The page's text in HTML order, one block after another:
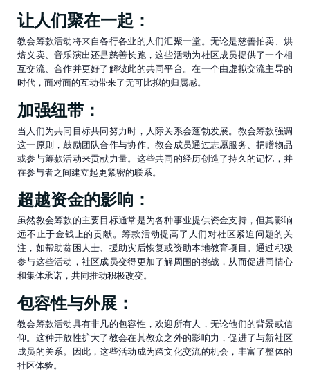
让人们聚在一起：
教会筹款活动将来自各行各业的人们汇聚一堂。无论是慈善拍卖、烘
焙义卖、音乐演出还是慈善长跑，这些活动为社区成员提供了一个相
互交流、合作并更好了解彼此的共同平台。在一个由虚拟交流主导的
时代，面对面的互动带来了无可比拟的归属感。
加强纽带：
当人们为共同目标共同努力时，人际关系会蓬勃发展。教会筹款强调
这一原则，鼓励团队合作与协作。教会成员通过志愿服务、捐赠物品
或参与筹款活动来贡献力量。这些共同的经历创造了持久的记忆，并
在参与者之间建立起更紧密的联系。
超越资金的影响：
虽然教会筹款的主要目标通常是为各种事业提供资金支持，但其影响
远不止于金钱上的贡献。筹款活动提高了人们对社区紧迫问题的关
注，如帮助贫困人士、援助灾后恢复或资助本地教育项目。通过积极
参与这些活动，社区成员变得更加了解周围的挑战，从而促进同情心
和集体承诺，共同推动积极改变。
包容性与外展：
教会筹款活动具有非凡的包容性，欢迎所有人，无论他们的背景或信
仰。这种开放性扩大了教会在其教众之外的影响力，促进了与新社区
成员的关系。因此，这些活动成为跨文化交流的机会，丰富了整体的
社区体验。